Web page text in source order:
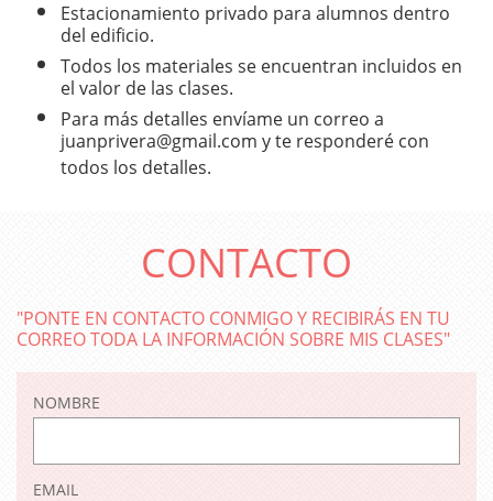
Estacionamiento privado para alumnos dentro
del edificio.
Todos los materiales se encuentran incluidos en
el valor de las clases.​
Para más detalles envíame un correo a
juanprivera@gmail.com y te responderé con
todos los detalles.
CONTACTO
"PONTE EN CONTACTO CONMIGO Y RECIBIRÁS EN TU
CORREO TODA LA INFORMACIÓN SOBRE MIS CLASES"
NOMBRE
EMAIL